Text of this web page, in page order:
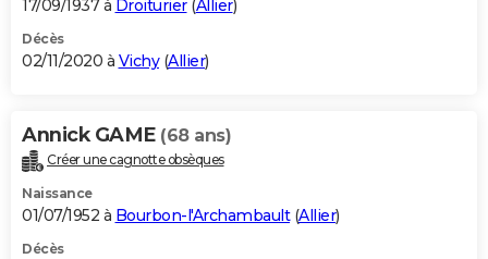
17/09/1937 à Droiturier(Allier)
Décès
02/11/2020 à Vichy(Allier)
Annick GAME (68 ans)
Créer une cagnotte obsèques
Naissance
01/07/1952 à Bourbon-l'Archambault(Allier)
Décès